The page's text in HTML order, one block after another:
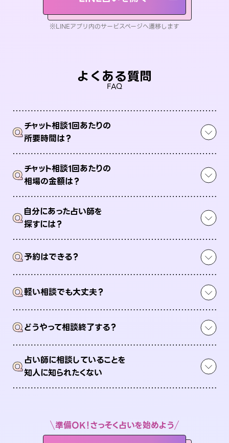
※LINEアプリ内のサービスページへ遷移します
よくある質問
FAQ
Qチャット相談1回あたりの
所要時間は？
Qチャット相談1回あたりの
相場の金額は？
Q自分にあった占い師を
探すには？
Q予約はできる？
Q軽い相談でも大丈夫？
Qどうやって相談終了する？
Q占い師に相談していることを
知人に知られたくない
準備OK！さっそく占いを始めよう